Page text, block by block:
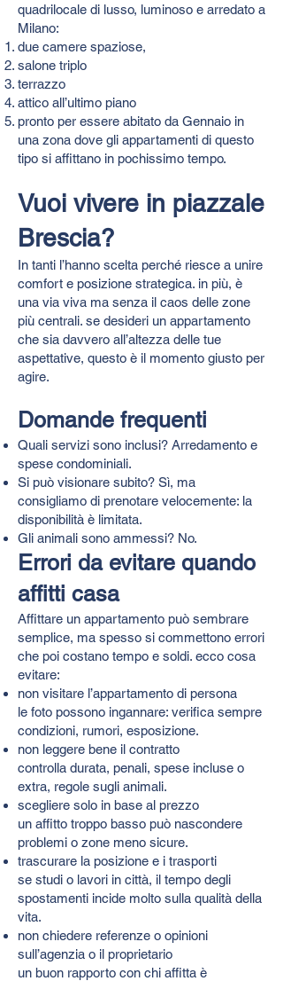
quadrilocale di lusso, luminoso e arredato a
Milano:
due camere spaziose,
salone triplo
terrazzo
attico all’ultimo piano
pronto per essere abitato da Gennaio in
una zona dove gli appartamenti di questo
tipo si affittano in pochissimo tempo.
Vuoi vivere in piazzale
Brescia?
In tanti l’hanno scelta perché riesce a unire
comfort e posizione strategica. in più, è
una via viva ma senza il caos delle zone
più centrali. se desideri un appartamento
che sia davvero all’altezza delle tue
aspettative, questo è il momento giusto per
agire.
Domande frequenti
Quali servizi sono inclusi? Arredamento e
spese condominiali.
Si può visionare subito? Sì, ma
consigliamo di prenotare velocemente: la
disponibilità è limitata.
Gli animali sono ammessi? No.
Errori da evitare quando
affitti casa
Affittare un appartamento può sembrare
semplice, ma spesso si commettono errori
che poi costano tempo e soldi. ecco cosa
evitare:
non visitare l’appartamento di persona
le foto possono ingannare: verifica sempre
condizioni, rumori, esposizione.
non leggere bene il contratto
controlla durata, penali, spese incluse o
extra, regole sugli animali.
scegliere solo in base al prezzo
un affitto troppo basso può nascondere
problemi o zone meno sicure.
trascurare la posizione e i trasporti
se studi o lavori in città, il tempo degli
spostamenti incide molto sulla qualità della
vita.
non chiedere referenze o opinioni
sull’agenzia o il proprietario
un buon rapporto con chi affitta è